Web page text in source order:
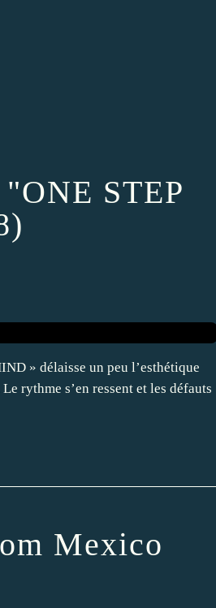
STEP
» délaisse un peu l’esthétique
rythme s’en ressent et les défauts
Mexico